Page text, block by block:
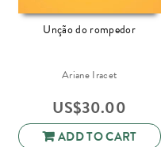
Unção do rompedor
Ariane Iracet
US$30.00
ADD TO CART